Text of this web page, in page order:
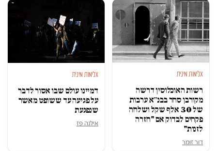
אלימות מינית
רשות האוכלוסין דרשה
מקורבן סחר בבנ״א ערבות
של 30 אלף שקל ושלחה
פקחים לבדוק אם "חזרה
לזנות"
דור זומר
אלימות מינית
דמיינו עולם שבו אסור לדבר
על פגיעה עד ששופט מאשר
שנפגעת
אילנה פז